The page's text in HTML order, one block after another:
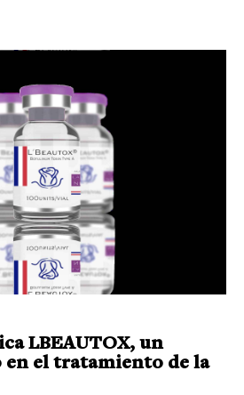
LBEAUTOX, un
en el tratamiento de la